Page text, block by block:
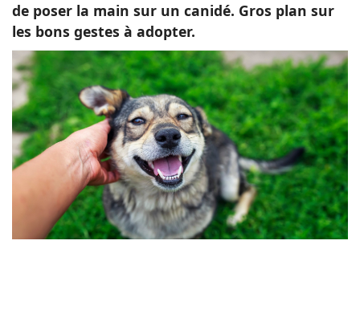
de poser la main sur un canidé. Gros plan sur
les bons gestes à adopter.